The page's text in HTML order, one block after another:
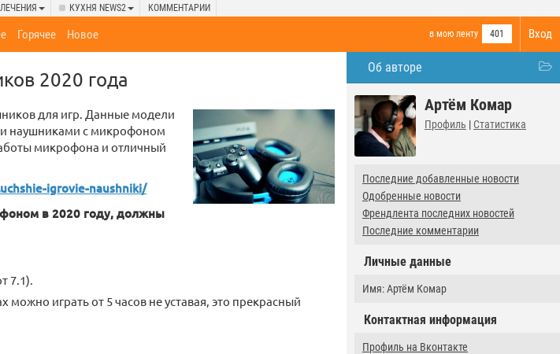
КУХНЯ NEWS2 КОММЕНТАРИИ
Вход
в мою ленту 401
Горячее Новое
Об авторе
Артём Комар
Профиль | Статистика
Последние добавленные новости
Одобренные новости
Френдлента последних новостей
Последние комментарии
Личные данные
Имя: Артём Комар
Контактная информация
Профиль на Вконтакте
2020 года
для игр. Данные модели
наушниками с микрофоном
микрофона и отличный
igrovie-naushniki/
в 2020 году, должны
7.1).
играть от 5 часов не уставая, это прекрасный